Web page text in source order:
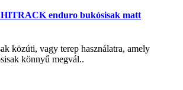
enduro bukósisak matt
közúti, vagy terep használatra, amely
könnyű megvál..